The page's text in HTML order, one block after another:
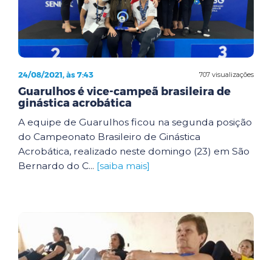
707 visualizações
24/08/2021, às 7:43
Guarulhos é vice-campeã brasileira de
ginástica acrobática
A equipe de Guarulhos ficou na segunda posição
do Campeonato Brasileiro de Ginástica
Acrobática, realizado neste domingo (23) em São
Bernardo do C... [saiba mais]